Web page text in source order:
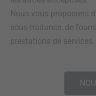
Nous vous proposons
sous-traitance, de
prestations de services.